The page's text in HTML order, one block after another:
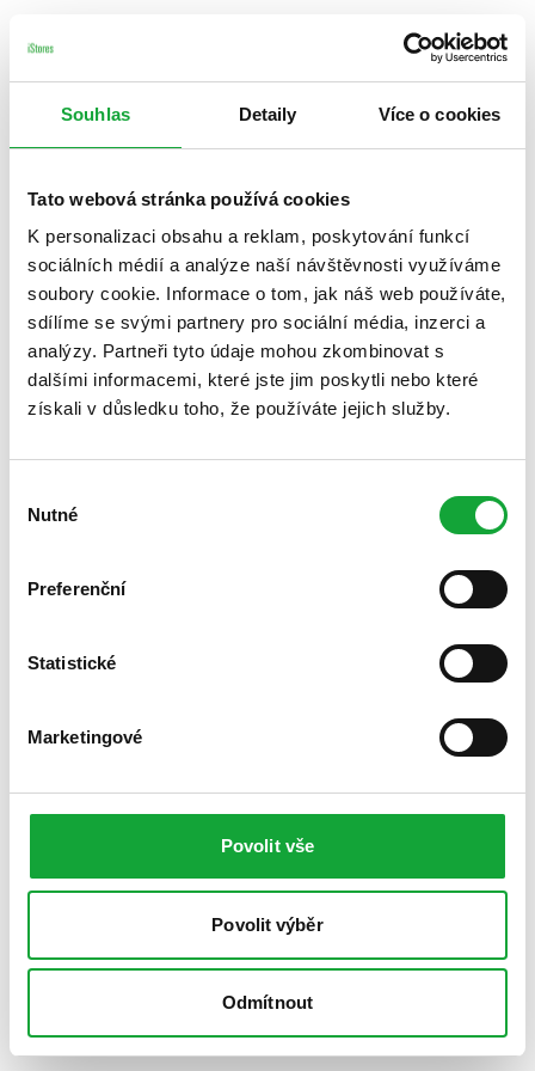
Souhlas Detaily Více o cookies
Tato webová stránka používá cookies
K personalizaci obsahu a reklam, poskytování funkcí
sociálních médií a analýze naší návštěvnosti využíváme
soubory cookie. Informace o tom, jak náš web používáte,
sdílíme se svými partnery pro sociální média, inzerci a
analýzy. Partneři tyto údaje mohou zkombinovat s
dalšími informacemi, které jste jim poskytli nebo které
získali v důsledku toho, že používáte jejich služby.
souhlasu
Nutné
Preferenční
Statistické
Marketingové
Povolit vše
Povolit výběr
Odmítnout